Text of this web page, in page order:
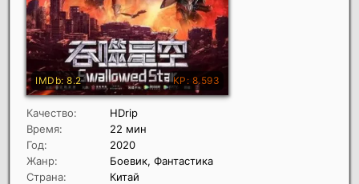
Качество:
HDrip
Время:
22 мин
Год:
2020
Жанр:
Боевик, Фантастика
Страна:
Китай